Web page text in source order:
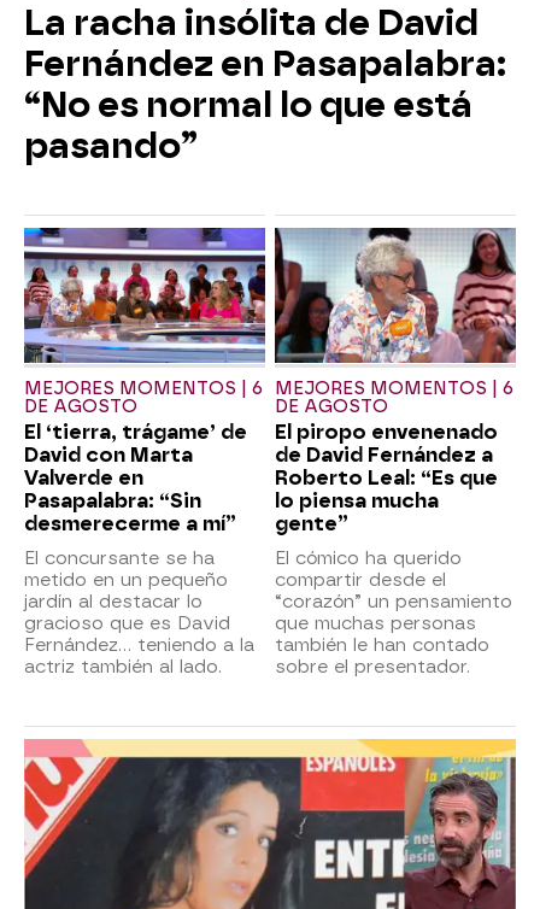
La racha insólita de David
Fernández en Pasapalabra:
“No es normal lo que está
pasando”
MEJORES MOMENTOS | 6
DE AGOSTO
El ‘tierra, trágame’ de
David con Marta
Valverde en
Pasapalabra: “Sin
desmerecerme a mí”
El concursante se ha
metido en un pequeño
jardín al destacar lo
gracioso que es David
Fernández… teniendo a la
actriz también al lado.
MEJORES MOMENTOS | 6
DE AGOSTO
El piropo envenenado
de David Fernández a
Roberto Leal: “Es que
lo piensa mucha
gente”
El cómico ha querido
compartir desde el
“corazón” un pensamiento
que muchas personas
también le han contado
sobre el presentador.